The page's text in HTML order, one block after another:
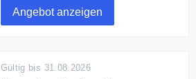
Angebot anzeigen
Gültig bis 31.08.2026